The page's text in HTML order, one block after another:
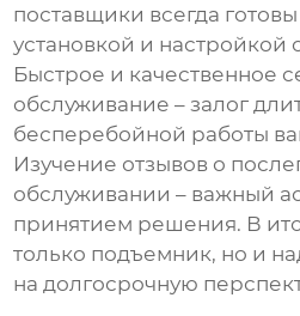
поставщики всегда
установкой и настройкой
Быстрое и качественное
обслуживание – залог
бесперебойной работы
Изучение отзывов о
обслуживании – важный
принятием решения. В
только подъемник, но и
на долгосрочную